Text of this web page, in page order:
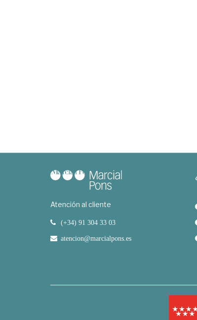
Atención al cliente
(+34) 91 304 33 03
atencion@marcialpons.es